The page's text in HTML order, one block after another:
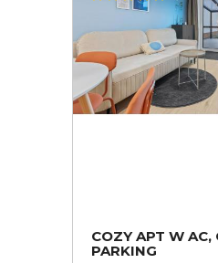
COZY APT W AC,
PARKING